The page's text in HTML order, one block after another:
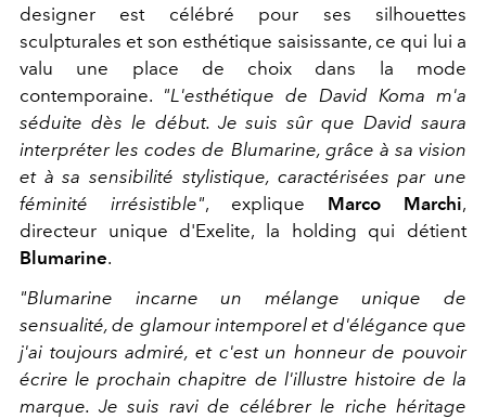
designer est célébré pour ses silhouettes
sculpturales et son esthétique saisissante, ce qui lui a
valu une place de choix dans la mode
contemporaine. "L'esthétique de David Koma m'a
séduite dès le début. Je suis sûr que David saura
interpréter les codes de Blumarine, grâce à sa vision
et à sa sensibilité stylistique, caractérisées par une
féminité irrésistible", explique Marco Marchi,
directeur unique d'Exelite, la holding qui détient
Blumarine.
"Blumarine incarne un mélange unique de
sensualité, de glamour intemporel et d'élégance que
j'ai toujours admiré, et c'est un honneur de pouvoir
écrire le prochain chapitre de l'illustre histoire de la
marque. Je suis ravi de célébrer le riche héritage